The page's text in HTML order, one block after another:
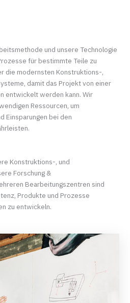
und unsere Technologie
für bestimmte Teile zu
die modernsten Konstruktions-,
damit das Projekt von einer
entwickelt werden kann. Wir
Ressourcen, um
Einsparungen bei den
Konstruktions-, und
Forschung &
Bearbeitungszentren sind
Produkte und Prozesse
zu entwickeln.